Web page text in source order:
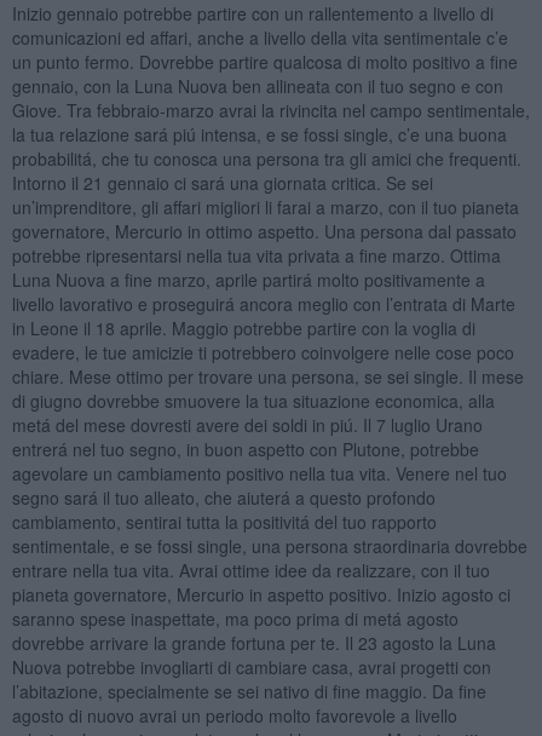
Inizio gennaio potrebbe partire con un rallentemento a livello di
comunicazioni ed affari, anche a livello della vita sentimentale c’e
un punto fermo. Dovrebbe partire qualcosa di molto positivo a fine
gennaio, con la Luna Nuova ben allineata con il tuo segno e con
Giove. Tra febbraio-marzo avrai la rivincita nel campo sentimentale,
la tua relazione sará piú intensa, e se fossi single, c’e una buona
probabilitá, che tu conosca una persona tra gli amici che frequenti.
Intorno il 21 gennaio ci sará una giornata critica. Se sei
un’imprenditore, gli affari migliori li farai a marzo, con il tuo pianeta
governatore, Mercurio in ottimo aspetto. Una persona dal passato
potrebbe ripresentarsi nella tua vita privata a fine marzo. Ottima
Luna Nuova a fine marzo, aprile partirá molto positivamente a
livello lavorativo e proseguirá ancora meglio con l’entrata di Marte
in Leone il 18 aprile. Maggio potrebbe partire con la voglia di
evadere, le tue amicizie ti potrebbero coinvolgere nelle cose poco
chiare. Mese ottimo per trovare una persona, se sei single. Il mese
di giugno dovrebbe smuovere la tua situazione economica, alla
metá del mese dovresti avere dei soldi in piú. Il 7 luglio Urano
entrerá nel tuo segno, in buon aspetto con Plutone, potrebbe
agevolare un cambiamento positivo nella tua vita. Venere nel tuo
segno sará il tuo alleato, che aiuterá a questo profondo
cambiamento, sentirai tutta la positivitá del tuo rapporto
sentimentale, e se fossi single, una persona straordinaria dovrebbe
entrare nella tua vita. Avrai ottime idee da realizzare, con il tuo
pianeta governatore, Mercurio in aspetto positivo. Inizio agosto ci
saranno spese inaspettate, ma poco prima di metá agosto
dovrebbe arrivare la grande fortuna per te. Il 23 agosto la Luna
Nuova potrebbe invogliarti di cambiare casa, avrai progetti con
l’abitazione, specialmente se sei nativo di fine maggio. Da fine
agosto di nuovo avrai un periodo molto favorevole a livello